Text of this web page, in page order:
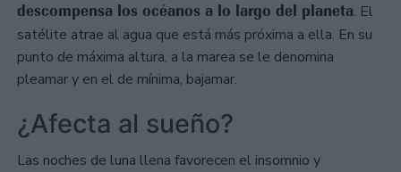
descompensa los océanos a lo largo del planeta. El
satélite atrae al agua que está más próxima a ella. En su
punto de máxima altura, a la marea se le denomina
pleamar y en el de mínima, bajamar.
¿Afecta al sueño?
Las noches de luna llena favorecen el insomnio y